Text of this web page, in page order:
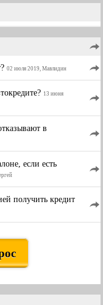
02 июля 2019, Мавлидин
13 июня
в
если есть
получить кредит